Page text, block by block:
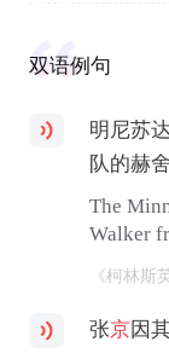
双语例句
明尼苏
队的赫
The
Walker
《柯林斯
张京因